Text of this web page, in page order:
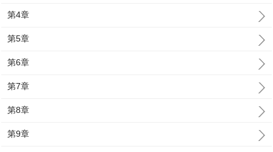
第4章
第5章
第6章
第7章
第8章
第9章